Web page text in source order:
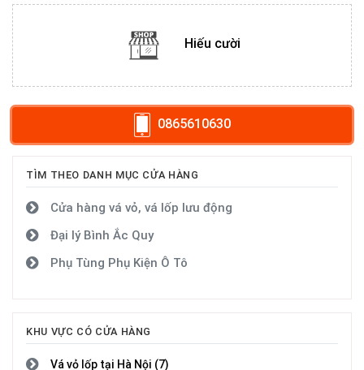
Hiếu cười
0865610630
TÌM THEO DANH MỤC CỬA HÀNG
Cửa hàng vá vỏ, vá lốp lưu động
Đại lý Bình Ắc Quy
Phụ Tùng Phụ Kiện Ô Tô
KHU VỰC CÓ CỬA HÀNG
Vá vỏ lốp tại Hà Nội (7)